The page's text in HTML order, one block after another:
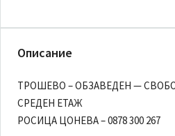
Описание
ТРОШЕВО – ОБЗАВЕДЕН —
СРЕДЕН ЕТАЖ
РОСИЦА ЦОНЕВА – 0878 300 267